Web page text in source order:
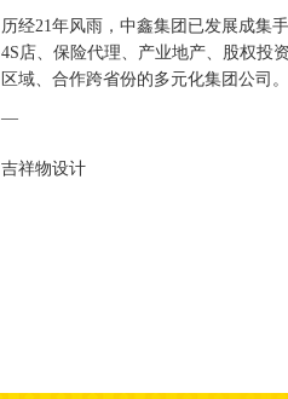
历经21年风雨，中鑫集团已发展成集
4S店、保险代理、产业地产、股权投
区域、合作跨省份的多元化集团公司。
—
吉祥物设计